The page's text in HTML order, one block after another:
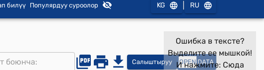
билүү Популярдуу суроолор KG RU
Салыштыруу OPEN DATA
Ошибка в тексте?
Выделите ее мышкой!
И нажмите: Сюда